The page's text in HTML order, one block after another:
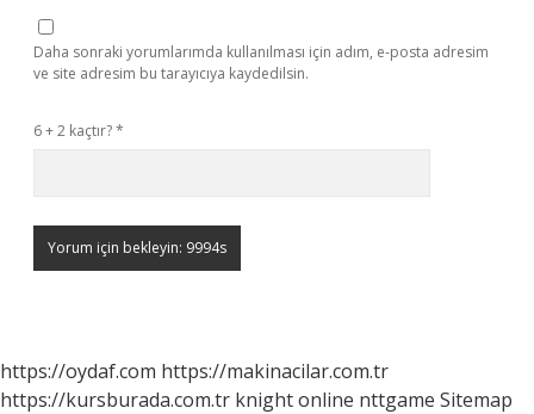
Daha sonraki yorumlarımda kullanılması için adım, e-posta adresim
ve site adresim bu tarayıcıya kaydedilsin.
6 + 2 kaçtır?*
https://oydaf.com https://makinacilar.com.tr
https://kursburada.com.tr knight online nttgame Sitemap